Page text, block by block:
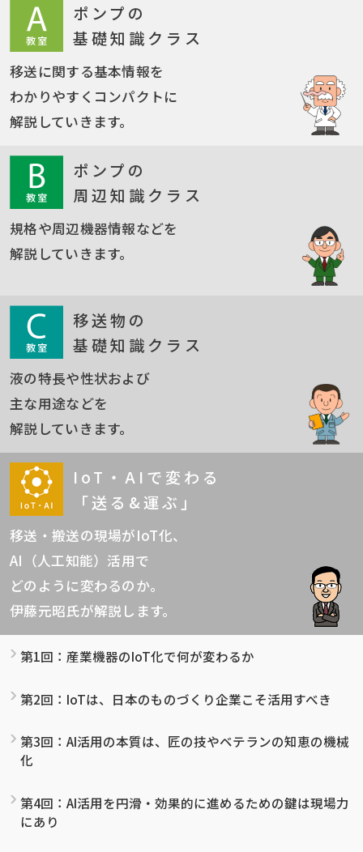
ポンプの
基礎知識クラス
移送に関する基本情報を
わかりやすくコンパクトに
解説していきます。
ポンプの
周辺知識クラス
規格や周辺機器情報などを
解説していきます。
移送物の
基礎知識クラス
液の特長や性状および
主な用途などを
解説していきます。
IoT・AIで変わる
「送る&運ぶ」
移送・搬送の現場がIoT化、
AI（人工知能）活用で
どのように変わるのか。
伊藤元昭氏が解説します。
第1回：産業機器のIoT化で何が変わるか
第2回：IoTは、日本のものづくり企業こそ活用すべき
第3回：AI活用の本質は、匠の技やベテランの知恵の機械
化
第4回：AI活用を円滑・効果的に進めるための鍵は現場力
にあり